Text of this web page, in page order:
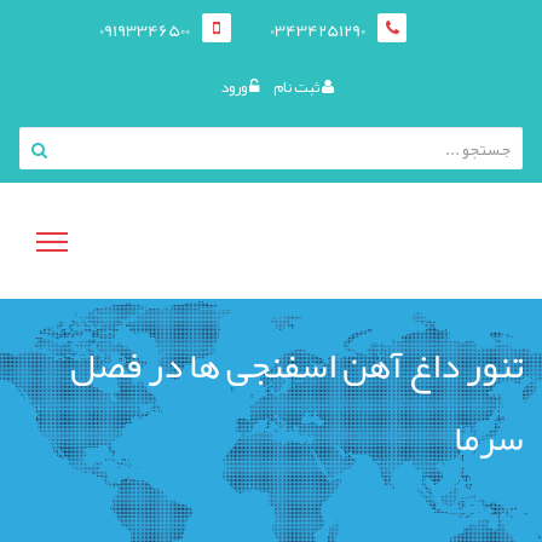
03434251290
09193346500
ثبت نام ورود
منوی
کاربری
تنور داغ آهن اسفنجی ها در فصل
سرما